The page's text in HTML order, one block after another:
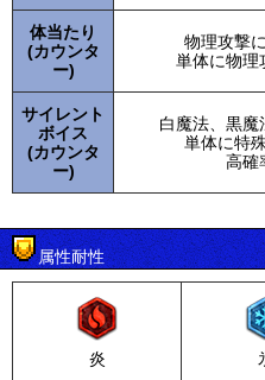
体当たり
(カウンタ
ー)
物理攻撃
単体に物理
サイレント
ボイス
(カウンタ
ー)
白魔法、黒魔
単体に特
高確
属性耐性
炎